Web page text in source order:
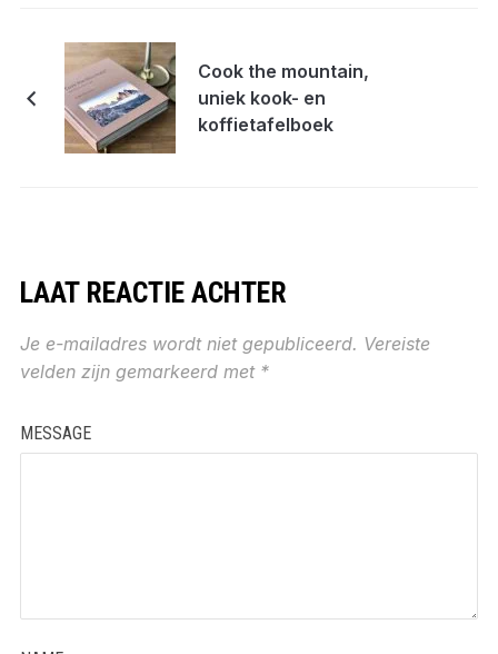
Cook the mountain,
uniek kook- en
koffietafelboek
LAAT REACTIE ACHTER
Je e-mailadres wordt niet gepubliceerd. Vereiste
velden zijn gemarkeerd met *
MESSAGE